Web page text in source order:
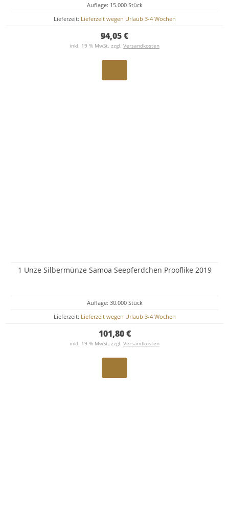
Auflage: 15.000 Stück
Lieferzeit: Lieferzeit wegen Urlaub 3-4 Wochen
94,05 €
inkl. 19 % MwSt. zzgl. Versandkosten
1 Unze Silbermünze Samoa Seepferdchen Prooflike 2019
Auflage: 30.000 Stück
Lieferzeit: Lieferzeit wegen Urlaub 3-4 Wochen
101,80 €
inkl. 19 % MwSt. zzgl. Versandkosten